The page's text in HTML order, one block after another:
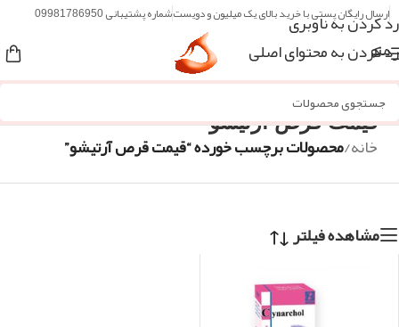
رد کردن به ناوبری
رد کردن به محتوای اصلی
ارسال رایگان پستی با خرید بالای یک میلیون و دویستشماره پشتیبانی 09981786950
منو
قیمت قرص آرتیشو
خانه/محصولات برچسب خورده “قیمت قرص آرتیشو”
مشاهده فیلتر